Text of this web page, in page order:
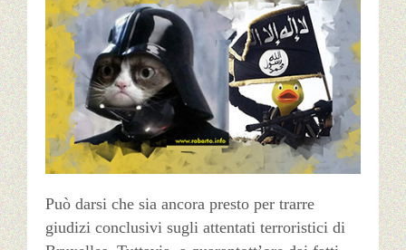
Può darsi che sia ancora presto per trarre
giudizi conclusivi sugli attentati terroristici di